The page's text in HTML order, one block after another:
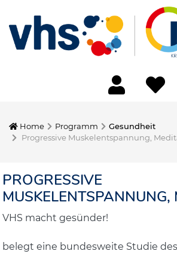
Home Programm
Gesundheit
Progressive Muskelentspannung,
PROGRESSIVE
MUSKELENTSPANNUNG,
VHS macht gesünder!
belegt eine bundesweite Studie des